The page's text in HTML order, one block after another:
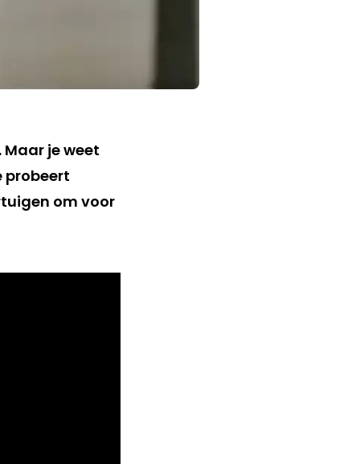
je weet
probeert
om voor